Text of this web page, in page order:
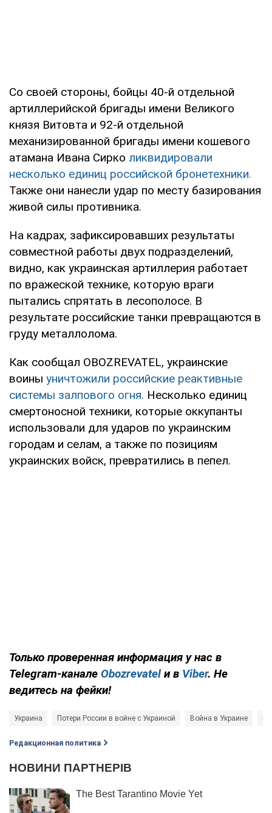
Со своей стороны, бойцы 40-й отдельной
артиллерийской бригады имени Великого
князя Витовта и 92-й отдельной
механизированной бригады имени кошевого
атамана Ивана Сирко ликвидировали
несколько единиц российской бронетехники.
Также они нанесли удар по месту базирования
живой силы противника.
На кадрах, зафиксировавших результаты
совместной работы двух подразделений,
видно, как украинская артиллерия работает
по вражеской технике, которую враги
пытались спрятать в лесополосе. В
результате российские танки превращаются в
груду металлолома.
Как сообщал OBOZREVATEL, украинские
воины уничтожили российские реактивные
системы залпового огня. Несколько единиц
смертоносной техники, которые оккупанты
использовали для ударов по украинским
городам и селам, а также по позициям
украинских войск, превратились в пепел.
Только проверенная информация у нас в
Telegram-канале Obozrevatelи в Viber. Не
ведитесь на фейки!
Украина Потери России в войне с Украиной Война в Украине
Редакционная политика